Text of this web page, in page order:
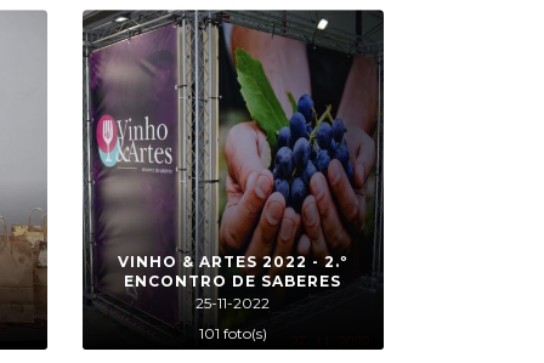
VINHO & ARTES 2022 - 2.º
ENCONTRO DE SABERES
25-11-2022
101 foto(s)